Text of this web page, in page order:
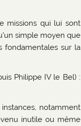
missions qui lui sont
simple moyen que
fondamentales sur la
Philippe IV le Bel) :
notamment
inutile ou même